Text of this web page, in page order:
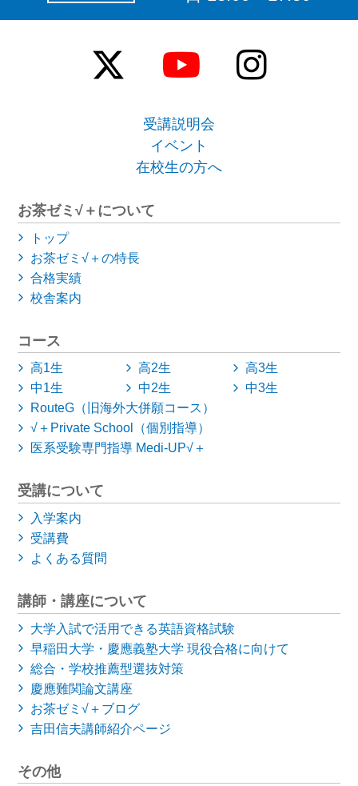
受講説明会
イベント
在校生の方へ
お茶ゼミ√＋について
トップ
お茶ゼミ√＋の特長
合格実績
校舎案内
コース
高1生 高2生
高3生
中1生
中2生
中3生
RouteG（旧海外大併願コース）
√＋Private School（個別指導）
医系受験専門指導 Medi-UP√＋
受講について
入学案内
受講費
よくある質問
講師・講座について
大学入試で活用できる英語資格試験
早稲田大学・慶應義塾大学現役合格に向けて
総合・学校推薦型選抜対策
慶應難関論文講座
お茶ゼミ√＋ブログ
吉田信夫講師紹介ページ
その他